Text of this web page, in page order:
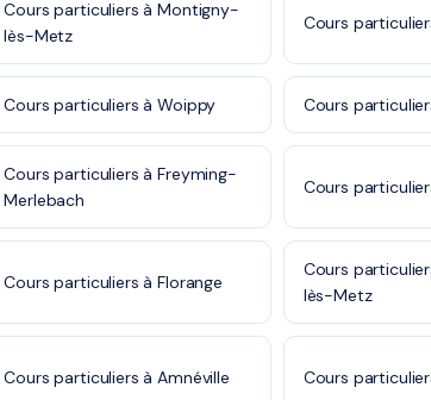
Cours particuliers à Montigny-
lès-Metz
Cours
Cours particuliers à Woippy Cours
Cours particuliers à Freyming-
Merlebach
Cours
Cours particuliers à Florange
Cours
lès-Metz
Cours particuliers à Amnéville Cours